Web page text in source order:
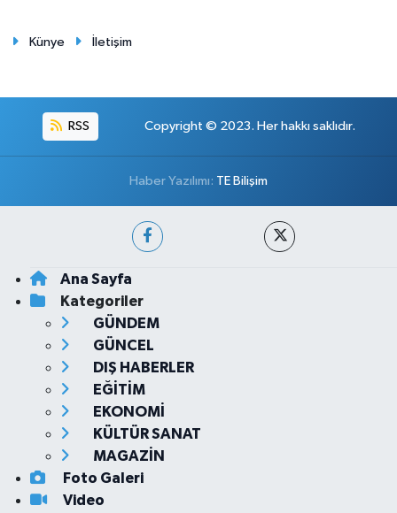
Künye İletişim
RSS Copyright © 2023. Her hakkı saklıdır.
Haber Yazılımı: TE Bilişim
Ana Sayfa
Kategoriler
GÜNDEM
GÜNCEL
DIŞ HABERLER
EĞİTİM
EKONOMİ
KÜLTÜR SANAT
MAGAZİN
Foto Galeri
Video